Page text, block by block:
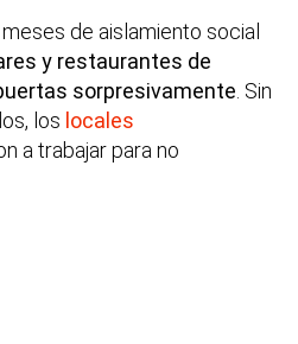
de aislamiento social
y restaurantes de
sorpresivamente. Sin
los locales
a trabajar para no